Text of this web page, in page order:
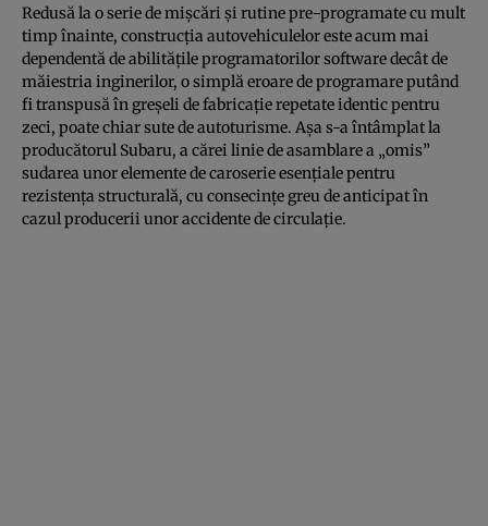
Redusă la o serie de mişcări şi rutine pre-programate cu mult
timp înainte, construcţia autovehiculelor este acum mai
dependentă de abilităţile programatorilor software decât de
măiestria inginerilor, o simplă eroare de programare putând
fi transpusă în greşeli de fabricaţie repetate identic pentru
zeci, poate chiar sute de autoturisme. Aşa s-a întâmplat la
producătorul Subaru, a cărei linie de asamblare a „omis”
sudarea unor elemente de caroserie esenţiale pentru
rezistenţa structurală, cu consecinţe greu de anticipat în
cazul producerii unor accidente de circulaţie.